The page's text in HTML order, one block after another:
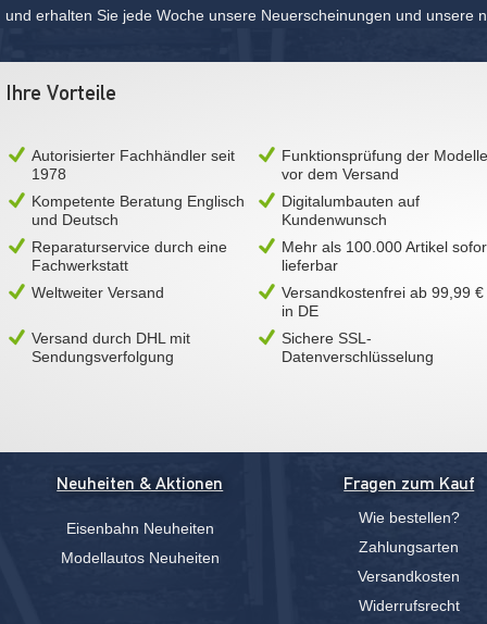
und erhalten Sie jede Woche unsere Neuerscheinungen und unsere
Ihre Vorteile
Autorisierter Fachhändler seit
1978
Funktionsprüfung der Modelle
vor dem Versand
Kompetente Beratung Englisch
und Deutsch
Digitalumbauten auf
Kundenwunsch
Reparaturservice durch eine
Fachwerkstatt
Mehr als 100.000 Artikel
lieferbar
Weltweiter Versand
Versandkostenfrei ab 99,99 €
in DE
Versand durch DHL mit
Sendungsverfolgung
Sichere SSL-
Datenverschlüsselung
Neuheiten & Aktionen
Eisenbahn Neuheiten
Modellautos Neuheiten
Fragen zum Kauf
Wie bestellen?
Zahlungsarten
Versandkosten
Widerrufsrecht